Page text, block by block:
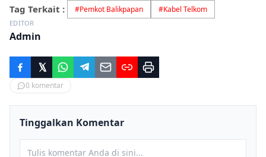
Tag Terkait : #Pemkot Balikpapan #Kabel Telkom
EDITOR
Admin
0 komentar
Tinggalkan Komentar